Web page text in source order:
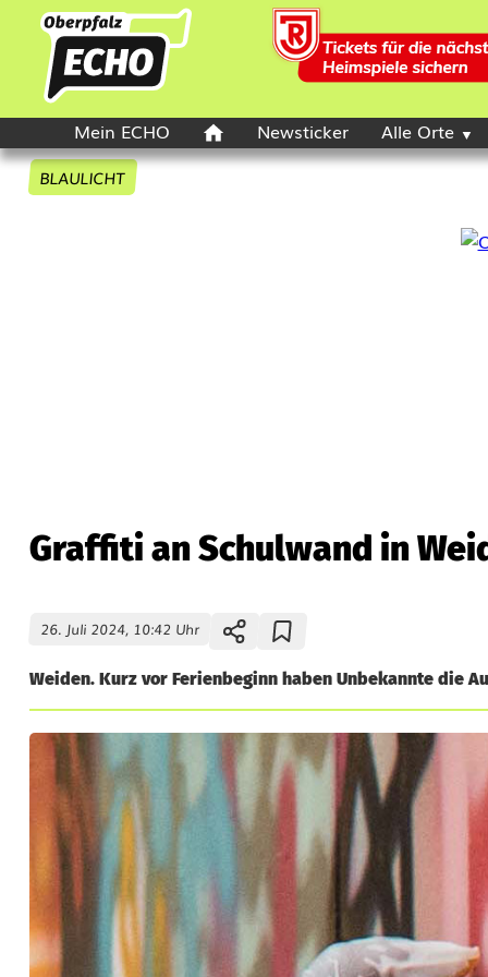
Mein ECHO Newsticker Alle Orte
BLAULICHT
Graffiti an Schulwand in
26. Juli 2024, 10:42 Uhr
Weiden. Kurz vor Ferienbeginn haben Unbekannte die
a
f
i